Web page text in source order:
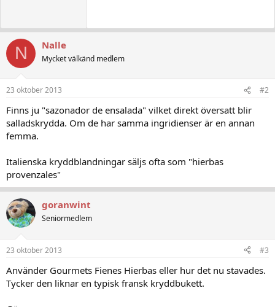
N Nalle
Mycket välkänd medlem
23 oktober 2013 #2
Finns ju "sazonador de ensalada" vilket direkt översatt blir
salladskrydda. Om de har samma ingridienser är en annan
femma.
Italienska kryddblandningar säljs ofta som "hierbas
provenzales"
goranwint
Seniormedlem
23 oktober 2013 #3
Använder Gourmets Fienes Hierbas eller hur det nu stavades.
Tycker den liknar en typisk fransk kryddbukett.